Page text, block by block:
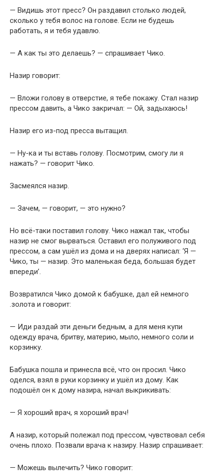
— Видишь этот пресс? Он раздавил столько людей,
сколько у тебя волос на голове. Если не будешь
работать, я и тебя удавлю.
— А как ты это делаешь? — спрашивает Чико.
Назир говорит:
— Вложи голову в отверстие, я тебе покажу. Стал назир
прессом давить, а Чико закричал: — Ой, задыхаюсь!
Назир его из-под пресса вытащил.
— Ну-ка и ты вставь голову. Посмотрим, смогу ли я
нажать? — говорит Чико.
Засмеялся назир.
— Зачем, — говорит, — это нужно?
Но всё-таки поставил голову. Чико нажал так, чтобы
назир не смог вырваться. Оставил его полуживого под
прессом, а сам ушёл из дома и на дверях написал: ‘Я —
Чико, ты — назир. Это маленькая беда, большая будет
впереди’.
Возвратился Чико домой к бабушке, дал ей немного
.золота и говорит:
— Иди раздай эти деньги бедным, а для меня купи
одежду врача, бритву, материю, мыло, немного соли и
корзинку.
Бабушка пошла и принесла всё, что он просил. Чико
оделся, взял в руки корзинку и ушёл из дому. Как
подошёл он к дому назира, начал выкрикивать:
— Я хороший врач, я хороший врач!
А назир, который полежал под прессом, чувствовал себя
очень плохо. Позвали врача к назиру. Назир спрашивает:
— Можешь вылечить? Чико говорит: